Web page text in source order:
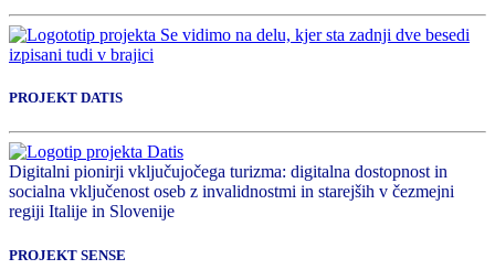
PROJEKT DATIS
Digitalni pionirji vključujočega turizma: digitalna dostopnost in
socialna vključenost oseb z invalidnostmi in starejših v čezmejni
regiji Italije in Slovenije
PROJEKT SENSE